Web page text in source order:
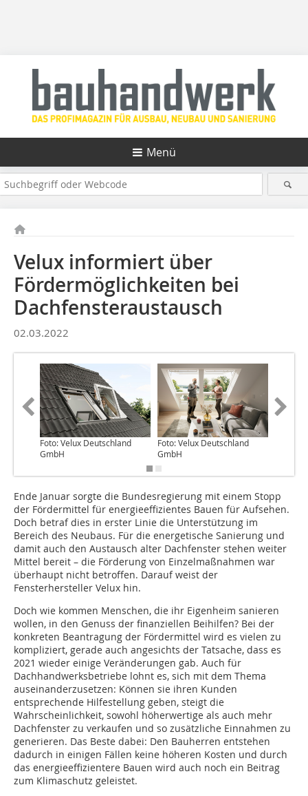
Menü
Velux informiert über
Fördermöglichkeiten bei
Dachfensteraustausch
02.03.2022
Foto: Velux Deutschland
GmbH
Foto: Velux Deutschland
GmbH
Ende Januar sorgte die Bundesregierung mit einem Stopp
der Fördermittel für energieeffizientes Bauen für Aufsehen.
Doch betraf dies in erster Linie die Unterstützung im
Bereich des Neubaus. Für die energetische Sanierung und
damit auch den Austausch alter Dachfenster stehen weiter
Mittel bereit – die Förderung von Einzelmaßnahmen war
überhaupt nicht betroffen. Darauf weist der
Fensterhersteller Velux hin.
Doch wie kommen Menschen, die ihr Eigenheim sanieren
wollen, in den Genuss der finanziellen Beihilfen? Bei der
konkreten Beantragung der Fördermittel wird es vielen zu
kompliziert, gerade auch angesichts der Tatsache, dass es
2021 wieder einige Veränderungen gab. Auch für
Dachhandwerksbetriebe lohnt es, sich mit dem Thema
auseinanderzusetzen: Können sie ihren Kunden
entsprechende Hilfestellung geben, steigt die
Wahrscheinlichkeit, sowohl höherwertige als auch mehr
Dachfenster zu verkaufen und so zusätzliche Einnahmen zu
generieren. Das Beste dabei: Den Bauherren entstehen
dadurch in einigen Fällen keine höheren Kosten und durch
das energieeffizientere Bauen wird auch noch ein Beitrag
zum Klimaschutz geleistet.